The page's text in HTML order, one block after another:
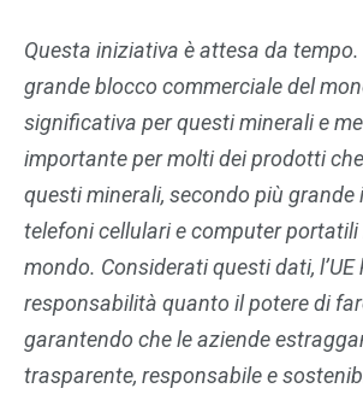
Questa iniziativa è attesa da tempo.
grande blocco commerciale del
significativa per questi minerali e
importante per molti dei prodotti
questi minerali, secondo più
telefoni cellulari e computer
mondo. Considerati questi dati,
responsabilità quanto il potere di
garantendo che le aziende
trasparente, responsabile e